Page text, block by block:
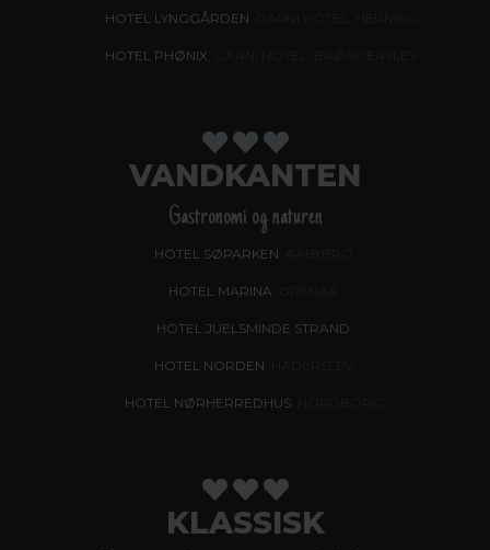
HOTEL LYNGGÅRDEN
HOTEL PHØNIX
VANDKANTEN
Gastronomi og naturen
HOTEL SØPARKEN
HOTEL MARINA
HOTEL JUELSMINDE STRAND
HOTEL NORDEN
HOTEL NØRHERREDHUS, NORDBORG
KLASSISK